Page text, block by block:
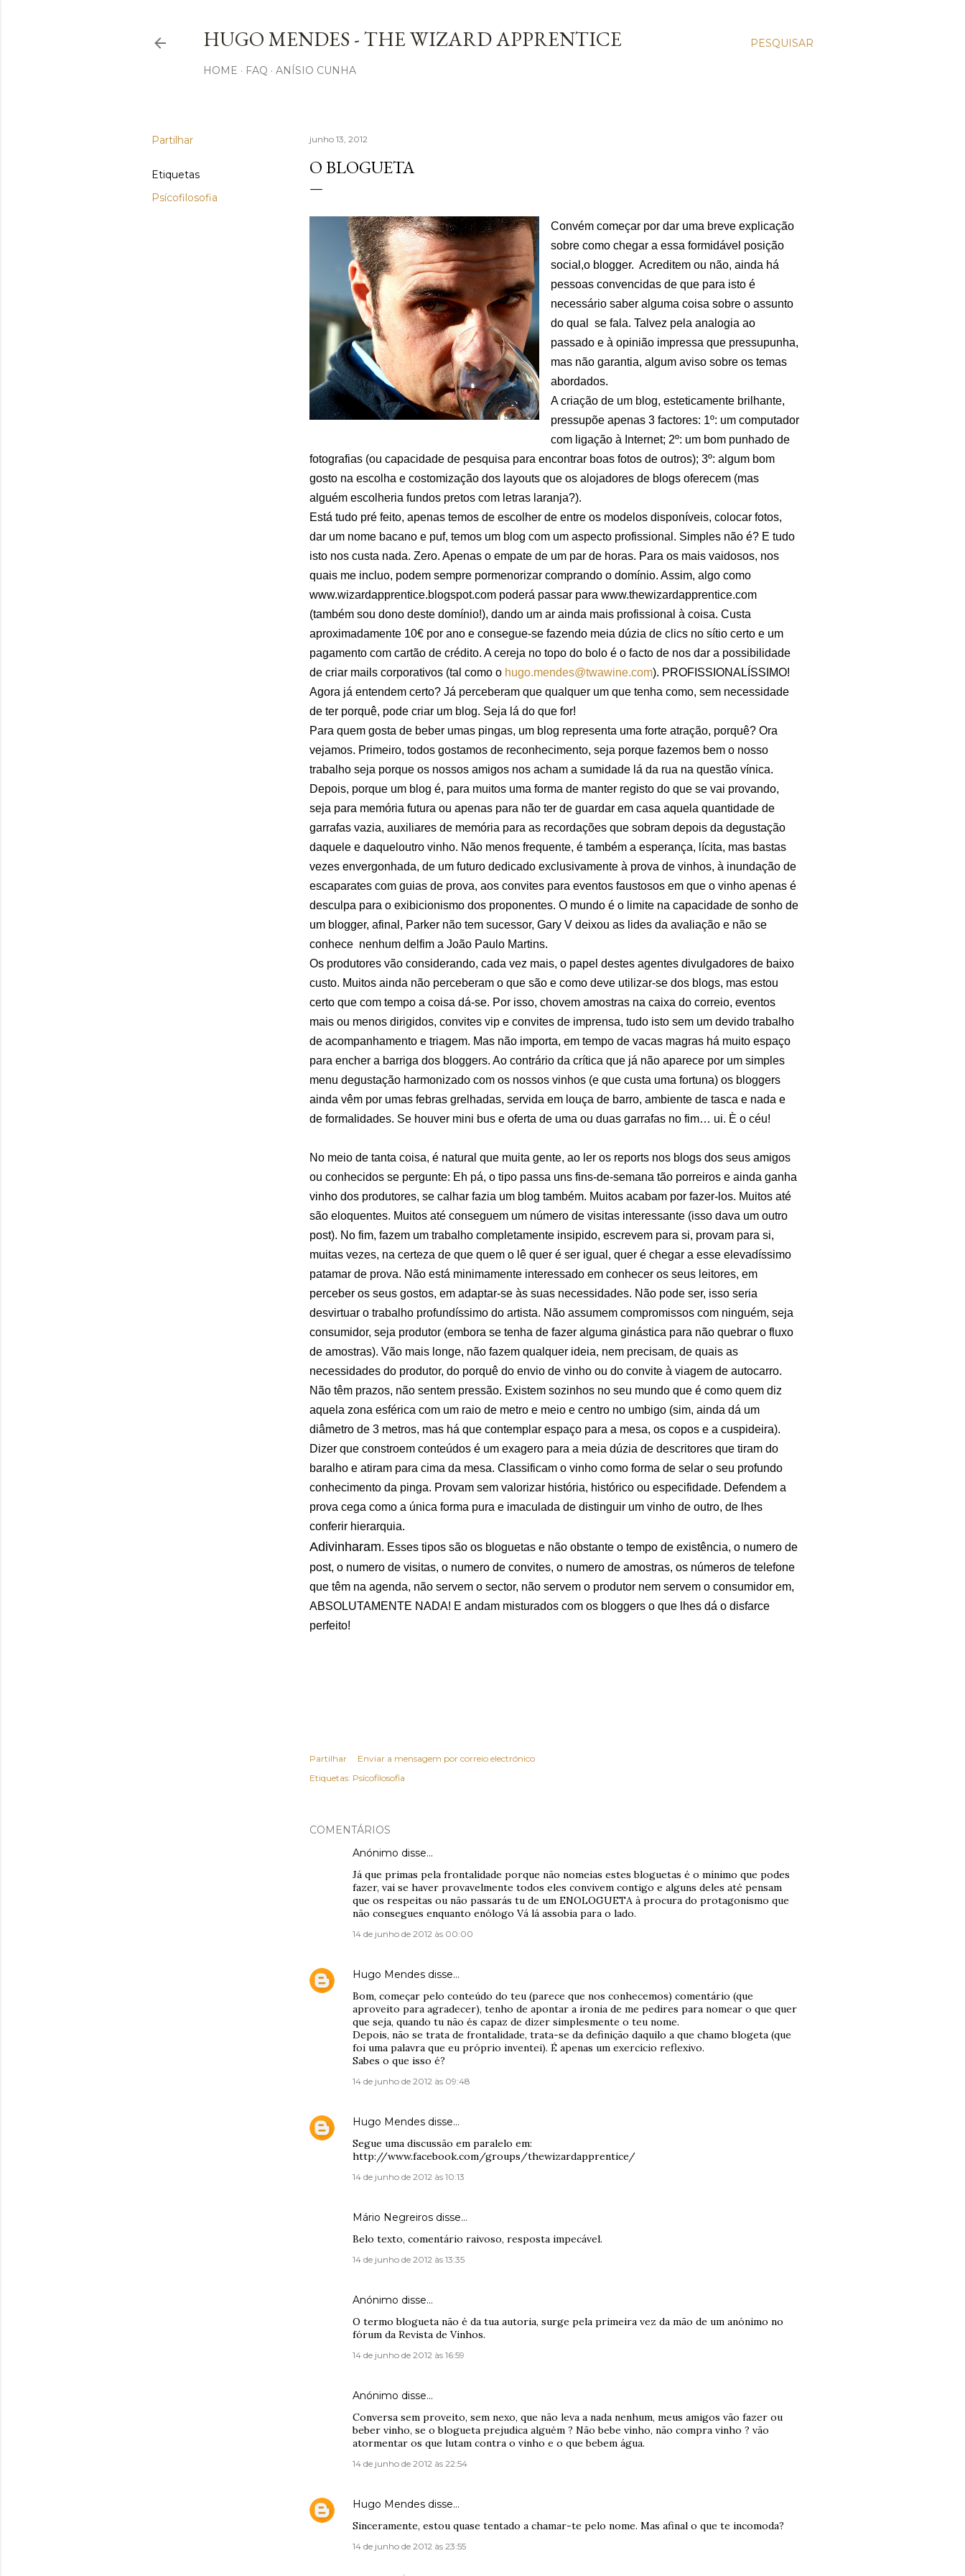
PESQUISAR
HUGO MENDES - THE WIZARD APPRENTICE
HOME FAQ ANÍSIO CUNHA
Partilhar
Etiquetas
Psícofilosofia
junho 13, 2012
O BLOGUETA
Convém começar por dar uma breve explicação
sobre como chegar a essa formidável posição
social,o blogger. Acreditem ou não, ainda há
pessoas convencidas de que para isto é
necessário saber alguma coisa sobre o assunto
do qual se fala. Talvez pela analogia ao
passado e à opinião impressa que pressupunha,
mas não garantia, algum aviso sobre os temas
abordados.
A criação de um blog, esteticamente brilhante,
pressupõe apenas 3 factores: 1º: um computador
com ligação à Internet; 2º: um bom punhado de
fotografias (ou capacidade de pesquisa para encontrar boas fotos de outros); 3º: algum bom
gosto na escolha e costomização dos layouts que os alojadores de blogs oferecem (mas
alguém escolheria fundos pretos com letras laranja?).
Está tudo pré feito, apenas temos de escolher de entre os modelos disponíveis, colocar fotos,
dar um nome bacano e puf, temos um blog com um aspecto profissional. Simples não é? E tudo
isto nos custa nada. Zero. Apenas o empate de um par de horas. Para os mais vaidosos, nos
quais me incluo, podem sempre pormenorizar comprando o domínio. Assim, algo como
www.wizardapprentice.blogspot.com poderá passar para www.thewizardapprentice.com
(também sou dono deste domínio!), dando um ar ainda mais profissional à coisa. Custa
aproximadamente 10€ por ano e consegue-se fazendo meia dúzia de clics no sítio certo e um
pagamento com cartão de crédito. A cereja no topo do bolo é o facto de nos dar a possibilidade
de criar mails corporativos (tal como o hugo.mendes@twawine.com). PROFISSIONALÍSSIMO!
Agora já entendem certo? Já perceberam que qualquer um que tenha como, sem necessidade
de ter porquê, pode criar um blog. Seja lá do que for!
Para quem gosta de beber umas pingas, um blog representa uma forte atração, porquê? Ora
vejamos. Primeiro, todos gostamos de reconhecimento, seja porque fazemos bem o nosso
trabalho seja porque os nossos amigos nos acham a sumidade lá da rua na questão vínica.
Depois, porque um blog é, para muitos uma forma de manter registo do que se vai provando,
seja para memória futura ou apenas para não ter de guardar em casa aquela quantidade de
garrafas vazia, auxiliares de memória para as recordações que sobram depois da degustação
daquele e daqueloutro vinho. Não menos frequente, é também a esperança, lícita, mas bastas
vezes envergonhada, de um futuro dedicado exclusivamente à prova de vinhos, à inundação de
escaparates com guias de prova, aos convites para eventos faustosos em que o vinho apenas é
desculpa para o exibicionismo dos proponentes. O mundo é o limite na capacidade de sonho de
um blogger, afinal, Parker não tem sucessor, Gary V deixou as lides da avaliação e não se
conhece nenhum delfim a João Paulo Martins.
Os produtores vão considerando, cada vez mais, o papel destes agentes divulgadores de baixo
custo. Muitos ainda não perceberam o que são e como deve utilizar-se dos blogs, mas estou
certo que com tempo a coisa dá-se. Por isso, chovem amostras na caixa do correio, eventos
mais ou menos dirigidos, convites vip e convites de imprensa, tudo isto sem um devido trabalho
de acompanhamento e triagem. Mas não importa, em tempo de vacas magras há muito espaço
para encher a barriga dos bloggers. Ao contrário da crítica que já não aparece por um simples
menu degustação harmonizado com os nossos vinhos (e que custa uma fortuna) os bloggers
ainda vêm por umas febras grelhadas, servida em louça de barro, ambiente de tasca e nada e
de formalidades. Se houver mini bus e oferta de uma ou duas garrafas no fim… ui. È o céu!
No meio de tanta coisa, é natural que muita gente, ao ler os reports nos blogs dos seus amigos
ou conhecidos se pergunte: Eh pá, o tipo passa uns fins-de-semana tão porreiros e ainda ganha
vinho dos produtores, se calhar fazia um blog também. Muitos acabam por fazer-los. Muitos até
são eloquentes. Muitos até conseguem um número de visitas interessante (isso dava um outro
post). No fim, fazem um trabalho completamente insipido, escrevem para si, provam para si,
muitas vezes, na certeza de que quem o lê quer é ser igual, quer é chegar a esse elevadíssimo
patamar de prova. Não está minimamente interessado em conhecer os seus leitores, em
perceber os seus gostos, em adaptar-se às suas necessidades. Não pode ser, isso seria
desvirtuar o trabalho profundíssimo do artista. Não assumem compromissos com ninguém, seja
consumidor, seja produtor (embora se tenha de fazer alguma ginástica para não quebrar o fluxo
de amostras). Vão mais longe, não fazem qualquer ideia, nem precisam, de quais as
necessidades do produtor, do porquê do envio de vinho ou do convite à viagem de autocarro.
Não têm prazos, não sentem pressão. Existem sozinhos no seu mundo que é como quem diz
aquela zona esférica com um raio de metro e meio e centro no umbigo (sim, ainda dá um
diâmetro de 3 metros, mas há que contemplar espaço para a mesa, os copos e a cuspideira).
Dizer que constroem conteúdos é um exagero para a meia dúzia de descritores que tiram do
baralho e atiram para cima da mesa. Classificam o vinho como forma de selar o seu profundo
conhecimento da pinga. Provam sem valorizar história, histórico ou especifidade. Defendem a
prova cega como a única forma pura e imaculada de distinguir um vinho de outro, de lhes
conferir hierarquia.
Adivinharam. Esses tipos são os bloguetas e não obstante o tempo de existência, o numero de
post, o numero de visitas, o numero de convites, o numero de amostras, os números de telefone
que têm na agenda, não servem o sector, não servem o produtor nem servem o consumidor em,
ABSOLUTAMENTE NADA! E andam misturados com os bloggers o que lhes dá o disfarce
perfeito!
Partilhar
Enviar a mensagem por correio electrónico
Etiquetas: Psícofilosofia
COMENTÁRIOS
Anónimo disse…
Já que primas pela frontalidade porque não nomeias estes bloguetas é o mínimo que podes
fazer, vai se haver provavelmente todos eles convivem contigo e alguns deles até pensam
que os respeitas ou não passarás tu de um ENOLOGUETA à procura do protagonismo que
não consegues enquanto enólogo Vá lá assobia para o lado.
14 de junho de 2012 às 00:00
Hugo Mendes disse…
Bom, começar pelo conteúdo do teu (parece que nos conhecemos) comentário (que
aproveito para agradecer), tenho de apontar a ironia de me pedires para nomear o que quer
que seja, quando tu não és capaz de dizer simplesmente o teu nome.
Depois, não se trata de frontalidade, trata-se da definição daquilo a que chamo blogeta (que
foi uma palavra que eu próprio inventei). É apenas um exercício reflexivo.
Sabes o que isso é?
14 de junho de 2012 às 09:48
Hugo Mendes disse…
Segue uma discussão em paralelo em:
http://www.facebook.com/groups/thewizardapprentice/
14 de junho de 2012 às 10:13
Mário Negreiros disse…
Belo texto, comentário raivoso, resposta impecável.
14 de junho de 2012 às 13:35
Anónimo disse…
O termo blogueta não é da tua autoria, surge pela primeira vez da mão de um anónimo no
fórum da Revista de Vinhos.
14 de junho de 2012 às 16:59
Anónimo disse…
Conversa sem proveito, sem nexo, que não leva a nada nenhum, meus amigos vão fazer ou
beber vinho, se o blogueta prejudica alguém ? Não bebe vinho, não compra vinho ? vão
atormentar os que lutam contra o vinho e o que bebem água.
14 de junho de 2012 às 22:54
Hugo Mendes disse…
Sinceramente, estou quase tentado a chamar-te pelo nome. Mas afinal o que te incomoda?
14 de junho de 2012 às 23:55